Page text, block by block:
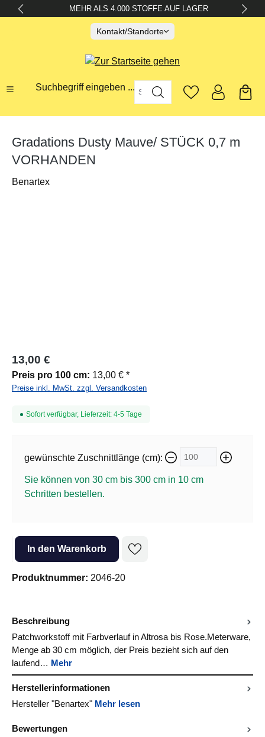
springen MEHR ALS 4.000 STOFFE AUF LAGER
Kontakt/Standorte
Suchbegriff eingeben ...
Gradations Dusty Mauve/ STÜCK 0,7 m
VORHANDEN
Benartex
13,00 €
Preis pro 100 cm: 13,00 € *
Preise inkl. MwSt. zzgl. Versandkosten
Sofort verfügbar, Lieferzeit: 4-5 Tage
gewünschte Zuschnittlänge (cm):
Sie können von 30 cm bis 300 cm in 10 cm
Schritten bestellen.
Produkt Anzahl: Gib den gewünschten Wert ein oder benutze die
In den Warenkorb
Produktnummer: 2046-20
Beschreibung
Patchworkstoff mit Farbverlauf in Altrosa bis Rose.Meterware,
Menge ab 30 cm möglich, der Preis bezieht sich auf den
laufend… Mehr
Herstellerinformationen
Hersteller "Benartex" Mehr lesen
Bewertungen